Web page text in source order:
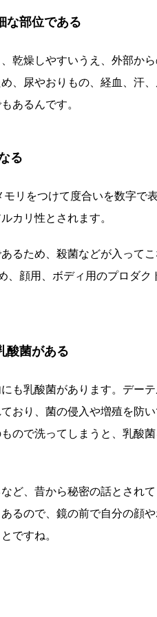
部位である
乾燥しやすいうえ、外部か
、尿やおりもの、経血、汗
あるんです。
る
リをつけて度合いを数字で
カリ性とされます。
るため、殺菌などが入って
、顔用、ボディ用のプロダ
酸菌がある
も乳酸菌があります。デー
おり、菌の侵入や増殖を防
ので洗ってしまうと、乳酸
ど、昔から秘密の話とされ
るので、鏡の前で自分の顔
ですね。